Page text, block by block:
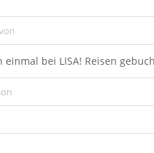
einmal bei LISA! Reisen